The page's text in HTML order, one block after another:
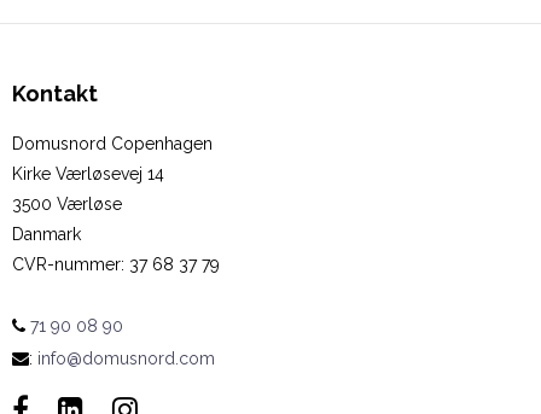
Kontakt
Domusnord Copenhagen
Kirke Værløsevej 14
3500 Værløse
Danmark
CVR-nummer: 37 68 37 79
71 90 08 90
: info@domusnord.com